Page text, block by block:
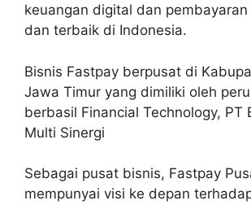
keuangan digital dan
dan terbaik di Indonesia.
Bisnis Fastpay berpusat di
Jawa Timur yang dimiliki oleh
berbasil Financial Technology, PT
Multi Sinergi
Sebagai pusat bisnis, Fastpay
mempunyai visi ke depan